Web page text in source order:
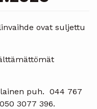
ovat suljettu
puh. 044 767
3077 396.